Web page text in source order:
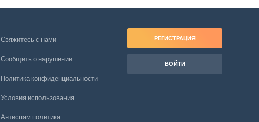
Свяжитесь с нами
Сообщить о нарушении
Политика конфиденциальности
Условия использования
Антиспам политика
РЕГИСТРАЦИЯ
ВОЙТИ